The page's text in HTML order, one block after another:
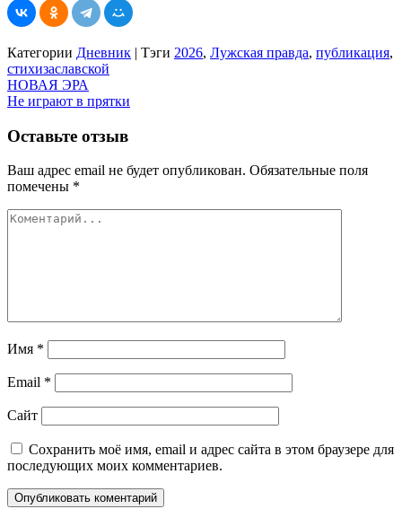
Категории Дневник | Тэги 2026, Лужская правда, публикация,
стихизаславской
Навигация
по
записям
НОВАЯ ЭРА
Не играют в прятки
Оставьте отзыв
Ваш адрес email не будет опубликован. Обязательные поля
помечены *
Имя *
Email *
Сайт
Сохранить моё имя, email и адрес сайта в этом браузере для
последующих моих комментариев.